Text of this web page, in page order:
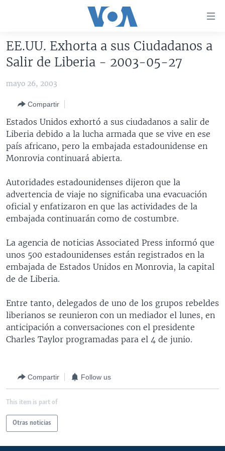
accesibilidad
contenido
principal
Salte
navegador
principal
Salte
AMÉRICA DEL NORTE
MÉXICO
HAITÍ
ELECCIONES EEUU
VOTO DIVIDIDO
VOA VERIFICA
VOA VERIFICA UCRANIA/RUSIA
VOA VERIFICA INMIGRACIÓN
VOA VERIFICA AMÉRICA LATINA
AMÉRICA LATINA
ARGENTINA
BOLIVIA
COLOMBIA
CHILE
PERÚ
ECUADOR
BRASIL
CHINA EN AMÉRICA LATINA
CENTROAMÉRICA
COSTA RICA
EL SALVADOR
GUATEMALA
HONDURAS
OTRAS SECCIONES
INMIGRACIÓN
LIBERTAD DE PRENSA
MUNDO
ENTRETENIMIENTO Y CULTURA
TECNOLOGÍA
CIENCIA Y SALUD
ESPECIALES DE LA VOA
LIBERTAD DE PRENSA
UCRANIA
VIDEOS
FOTOGRAFÍA
PROGRAMAS TV
EL MUNDO AL DÍA
VISIÓN 360
LAS CLAVES
PANORAMA
RADIO
AUDIONOTICIAS
BUENOS DÍAS AMÉRICA
ESTADOS UNIDOS AL DÍA
FORO [RADIO]
DEPORTIVO INTERNACIONAL
NOTA ECONÓMICA
ENTRETENIMIENTO
DOCUMENTALES DE LA VOA
Learning English
Idiomas
EE.UU. Exhorta a sus Ciudadanos a
Salir de Liberia - 2003-05-27
mayo 26, 2003
Compartir
Estados Unidos exhortó a sus ciudadanos a salir de
Liberia debido a la lucha armada que se vive en ese
país africano, pero la embajada estadounidense en
Monrovia continuará abierta.
Autoridades estadounidenses dijeron que la
advertencia de viaje no significaba una evacuación
oficial y enfatizaron en que las actividades de la
embajada continuarán como de costumbre.
La agencia de noticias Associated Press informó que
unos 500 estadounidenses están registrados en la
embajada de Estados Unidos en Monrovia, la capital
de de Liberia.
Entre tanto, delegados de uno de los grupos rebeldes
liberianos se reunieron con un mediador el lunes, en
anticipación a conversaciones con el presidente
Charles Taylor programadas para el 4 de junio.
Compartir Follow us
This item is part of
Otras noticias